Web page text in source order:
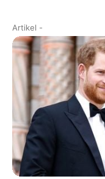
Artikel -